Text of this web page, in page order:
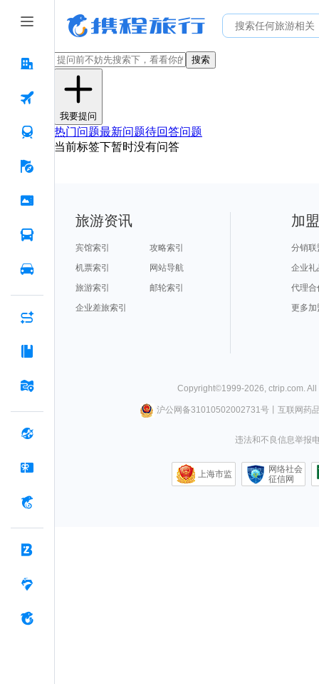
搜索
我要提问
热门问题最新问题待回答问题
当前标签下暂时没有问答
旅游资讯
宾馆索引
攻略索引
机票索引
网站导航
旅游索引
邮轮索引
企业差旅索引
加
分销联
企业礼
代理合
更多加
Copyright©1999-2026, ctrip.com.
沪公网备31010502002731号丨 互联网药
违法和不良信息举报
上海市监
网络社会
征信网